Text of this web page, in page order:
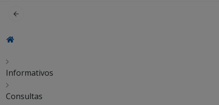
Informativos
Consultas